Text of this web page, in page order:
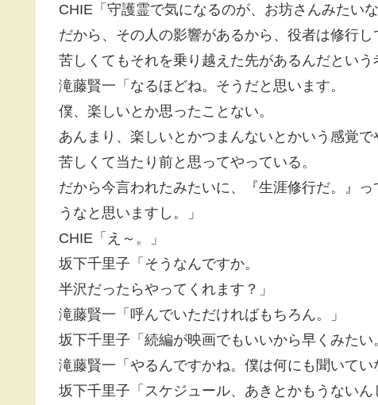
CHIE「守護霊で気になるのが、お坊さんみたい
だから、その人の影響があるから、役者は修行し
苦しくてもそれを乗り越えた先があるんだという
滝藤賢一「なるほどね。そうだと思います。
僕、楽しいとか思ったことない。
あんまり、楽しいとかつまんないとかいう感覚で
苦しくて当たり前と思ってやっている。
だから今言われたみたいに、『生涯修行だ。』
うなと思いますし。」
CHIE「え～。」
坂下千里子「そうなんですか。
半沢だったらやってくれます？」
滝藤賢一「呼んでいただければもちろん。」
坂下千里子「続編が映画でもいいから早くみたい
滝藤賢一「やるんですかね。僕は何にも聞いてい
坂下千里子「スケジュール、あきとかもうないん